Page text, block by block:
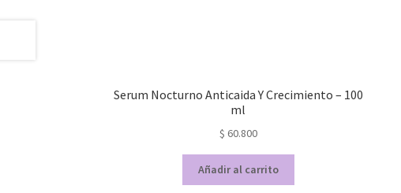
Serum Nocturno Anticaida Y Crecimiento – 100
ml
$ 60.800
Añadir al carrito